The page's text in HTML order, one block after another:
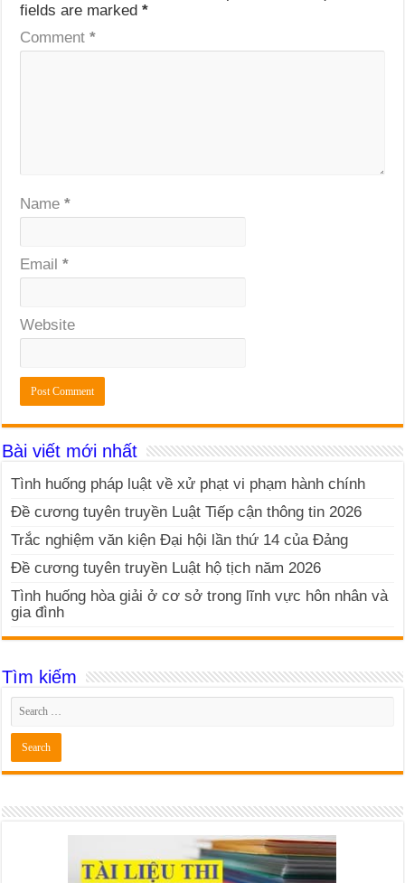
fields are marked*
Comment*
Name*
Email*
Website
Bài viết mới nhất
Tình huống pháp luật về xử phạt vi phạm hành chính
Đề cương tuyên truyền Luật Tiếp cận thông tin 2026
Trắc nghiệm văn kiện Đại hội lần thứ 14 của Đảng
Đề cương tuyên truyền Luật hộ tịch năm 2026
Tình huống hòa giải ở cơ sở trong lĩnh vực hôn nhân và
gia đình
Tìm kiếm